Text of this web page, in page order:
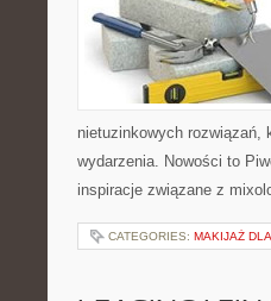
nietuzinkowych rozwiązań,
wydarzenia. Nowości to
inspiracje związane z
CATEGORIES: MAKIJAŻ